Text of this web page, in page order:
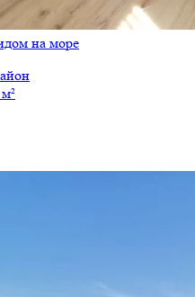
на море